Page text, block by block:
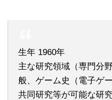
生年 1960年
主な研究領域（専門分
般、ゲーム史（電子ゲ
共同研究等が可能な研